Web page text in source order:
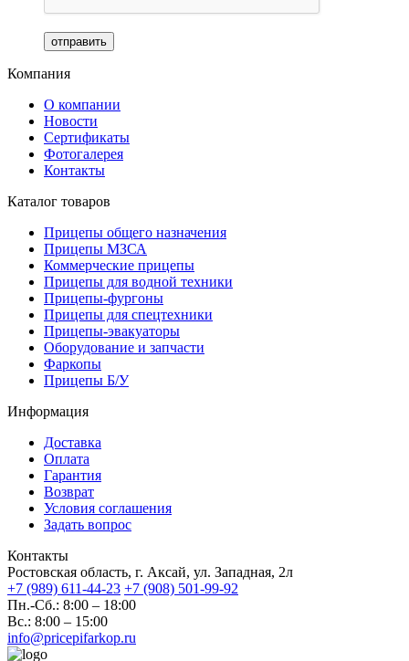
Компания
О компании
Новости
Сертификаты
Фотогалерея
Контакты
Каталог товаров
Прицепы общего назначения
Прицепы МЗСА
Коммерческие прицепы
Прицепы для водной техники
Прицепы-фургоны
Прицепы для спецтехники
Прицепы-эвакуаторы
Оборудование и запчасти
Фаркопы
Прицепы Б/У
Информация
Доставка
Оплата
Гарантия
Возврат
Условия соглашения
Задать вопрос
Контакты
Ростовская область, г. Аксай, ул. Западная, 2л
+7 (989) 611-44-23 +7 (908) 501-99-92
Пн.-Сб.: 8:00 – 18:00
Вс.: 8:00 – 15:00
info@pricepifarkop.ru